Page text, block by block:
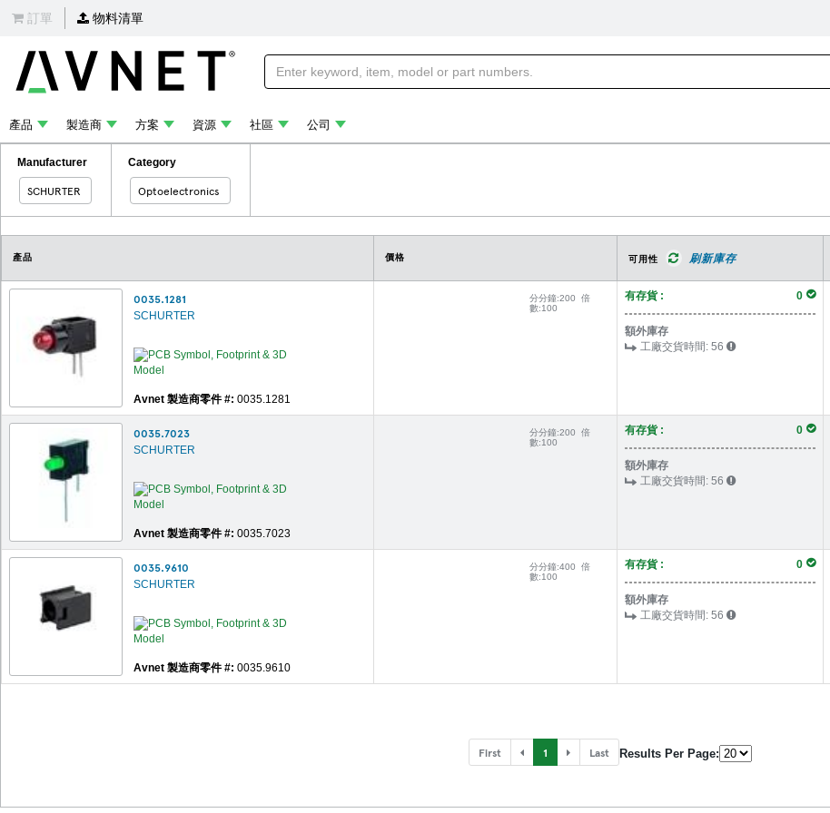
訂單 物料清單
產品 製造商 方案 資源 社區 公司
Manufacturer
SCHURTER
Category
Optoelectronics
產品 價格 可用性 刷新庫存
0035.1281
SCHURTER
Avnet 製造商零件 #: 0035.1281
分分鐘:200倍
數:100
有存貨 : 0
額外庫存
工廠交貨時間: 56
0035.7023
SCHURTER
Avnet 製造商零件 #: 0035.7023
分分鐘:200倍
數:100
有存貨 : 0
額外庫存
工廠交貨時間: 56
0035.9610
SCHURTER
Avnet 製造商零件 #: 0035.9610
分分鐘:400倍
數:100
有存貨 : 0
額外庫存
工廠交貨時間: 56
First 1 Last Results Per Page: